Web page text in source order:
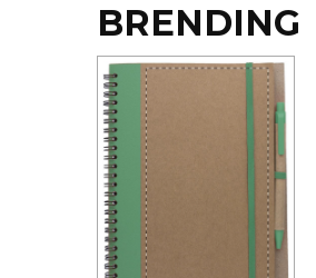
NARUKVICE ZA ŽURKE I
DOGAĐAJE
ID PLOČICA
TERMOSI
TEHNOLOGIJA
KANCELARIJA
BRENDING